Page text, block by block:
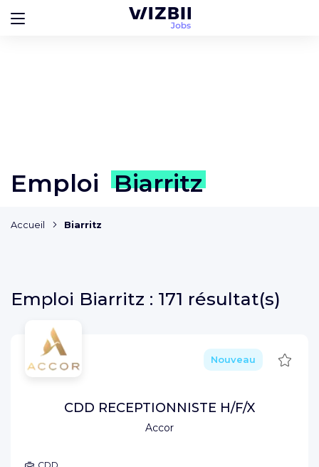
Emploi Biarritz
Accueil Biarritz
Emploi Biarritz : 171 résultat(s)
Accor
Nouveau
CDD RECEPTIONNISTE H/F/X